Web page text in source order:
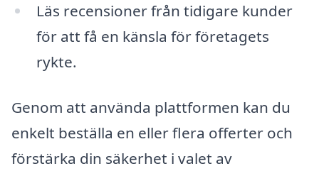
Läs recensioner från tidigare kunder
för att få en känsla för företagets
rykte.
Genom att använda plattformen kan du
enkelt beställa en eller flera offerter och
förstärka din säkerhet i valet av